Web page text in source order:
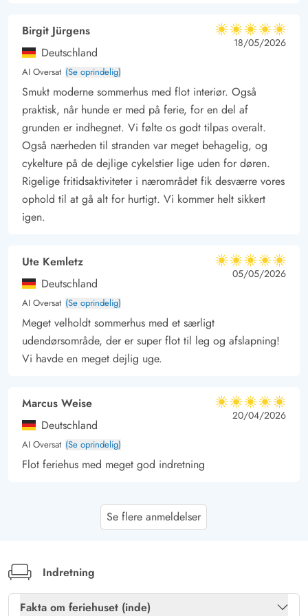
aftensmåltid på gasgrillen, kan andre nyde godt af den varme
og boblende udespa.
Brusende Vesterhav, brede sandstrande og smukke
solnedgange
Ca. 700 meter fra sommerhuset finder I det store, betagende
og kraftfulde Vesterhav, der absolut er et must uanset årstiden.
Her indbydes der til lange gåture til synet af de smukke
solnedgange ud over vandet med de brusende bølger. Når I
kommer tilbage til sommerhuset, kan I få skyllet sandet af
fødderne ved husets tilhørende udebruser. Udebrusereb kan
Birgit Jürgens
Deutschland
AI Oversat (Se oprindelig)
5 ud af 5
5 ud af 5
5 out of 5
18/05/2026
Smukt moderne sommerhus med flot interiør. Også
praktisk, når hunde er med på ferie, for en del af
grunden er indhegnet. Vi følte os godt tilpas overalt.
Også nærheden til stranden var meget behagelig, og
cykelture på de dejlige cykelstier lige uden for døren.
Rigelige fritidsaktiviteter i nærområdet fik desværre vores
ophold til at gå alt for hurtigt. Vi kommer helt sikkert
igen.
Ute Kemletz
Deutschland
AI Oversat (Se oprindelig)
5 ud af 5
5 ud af 5
5 out of 5
05/05/2026
Meget velholdt sommerhus med et særligt
udendørsområde, der er super flot til leg og afslapning!
Vi havde en meget dejlig uge.
Marcus Weise
Deutschland
AI Oversat (Se oprindelig)
5 ud af 5
5 ud af 5
5 out of 5
20/04/2026
Flot feriehus med meget god indretning
Dette feriehus er en drøm og tilbyder alt til en
store vindue. Det stemningsfulde lys i saunaen fuldender
Se flere anmeldelser
Indretning
Fakta om feriehuset (inde)